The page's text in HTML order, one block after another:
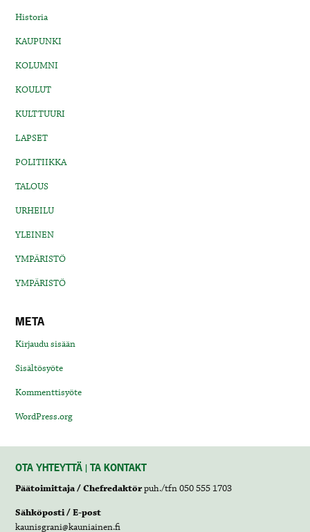
Historia
KAUPUNKI
KOLUMNI
KOULUT
KULTTUURI
LAPSET
POLITIIKKA
TALOUS
URHEILU
YLEINEN
YMPÄRISTÖ
YMPÄRISTÖ
META
Kirjaudu sisään
Sisältösyöte
Kommenttisyöte
WordPress.org
OTA YHTEYTTÄ | TA KONTAKT
Päätoimittaja / Chefredaktörpuh./tfn 050 555 1703
Sähköposti / E-post
kaunisgrani@kauniainen.fi